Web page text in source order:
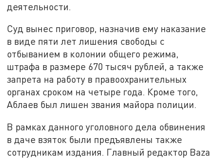
деятельности.
Суд вынес приговор, назначив ему наказание
в виде пяти лет лишения свободы с
отбыванием в колонии общего режима,
штрафа в размере 670 тысяч рублей, а также
запрета на работу в правоохранительных
органах сроком на четыре года. Кроме того,
Аблаев был лишен звания майора полиции.
В рамках данного уголовного дела обвинения
в даче взяток были предъявлены также
сотрудникам издания. Главный редактор Baza